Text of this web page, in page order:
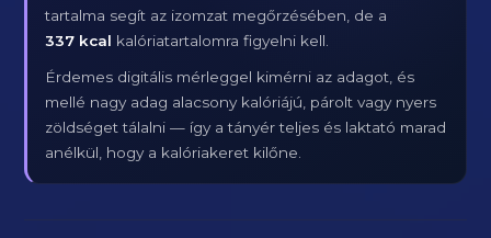
tartalma segít az izomzat megőrzésében, de a
337 kcal kalóriatartalomra figyelni kell.
Érdemes digitális mérleggel kimérni az adagot, és
mellé nagy adag alacsony kalóriájú, párolt vagy nyers
zöldséget tálalni — így a tányér teljes és laktató marad
anélkül, hogy a kalóriakeret kilőne.